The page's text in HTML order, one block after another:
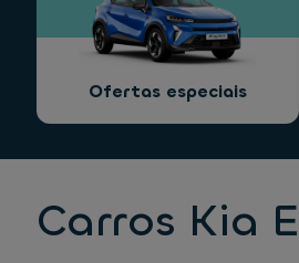
Ofertas especiais
Carros Kia